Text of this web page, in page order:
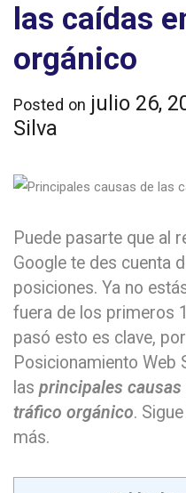
las caídas
orgánico
Posted on julio 26,
Silva
Puede pasarte que al
Google te des cuenta
posiciones. Ya no
fuera de los primeros
pasó esto es clave,
Posicionamiento Web
las principales
tráfico orgánico.
más.